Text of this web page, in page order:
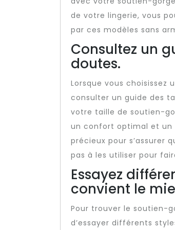
de votre lingerie, vous
par ces modèles sans
Consultez un
doutes.
Lorsque vous choisissez
consulter un guide des
votre taille de soutien-
un confort optimal et un
précieux pour s’assurer
pas à les utiliser pour
Essayez
convient le
Pour trouver le soutien-
d’essayer différents